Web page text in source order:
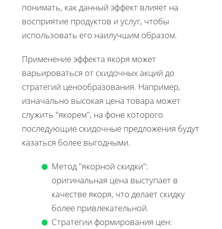
понимать, как данный эффект влияет на
восприятие продуктов и услуг, чтобы
использовать его наилучшим образом.
Применение эффекта якоря может
варьироваться от скидочных акций до
стратегий ценообразования. Например,
изначально высокая цена товара может
служить "якорем", на фоне которого
последующие скидочные предложения будут
казаться более выгодными.
Метод "якорной скидки":
оригинальная цена выступает в
качестве якоря, что делает скидку
более привлекательной.
Стратегии формирования цен: